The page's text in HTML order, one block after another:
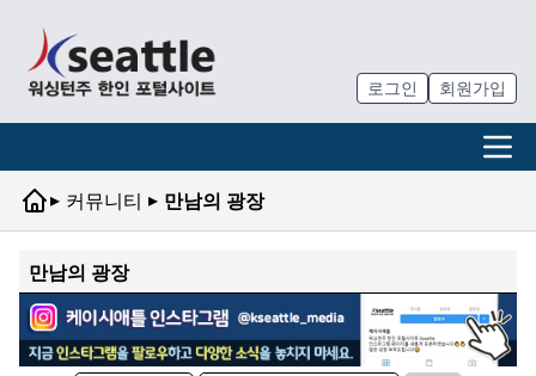
로그인 회원가입
▸ 커뮤니티 ▸ 만남의 광장
만남의 광장